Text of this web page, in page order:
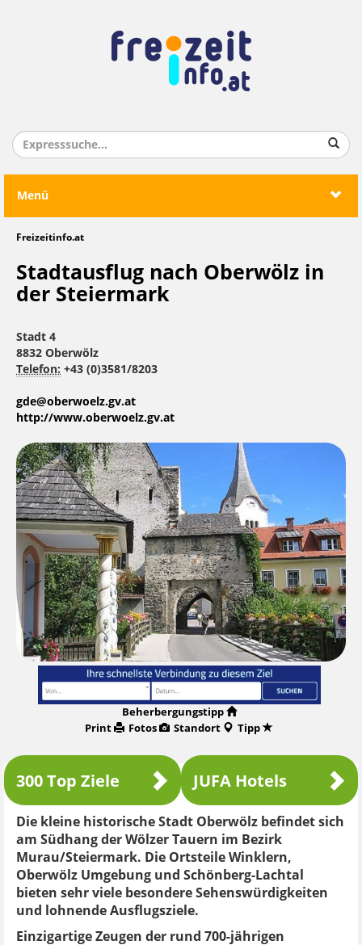
Menü
Freizeitinfo.at
Stadtausflug nach Oberwölz in
der Steiermark
Stadt 4
8832 Oberwölz
Telefon: +43 (0)3581/8203
gde@oberwoelz.gv.at
http://www.oberwoelz.gv.at
Beherbergungstipp
Print
Fotos Standort Tipp
300 Top Ziele JUFA Hotels
Die kleine historische Stadt Oberwölz befindet sich
am Südhang der Wölzer Tauern im Bezirk
Murau/Steiermark. Die Ortsteile Winklern,
Oberwölz Umgebung und Schönberg-Lachtal
bieten sehr viele besondere Sehenswürdigkeiten
und lohnende Ausflugsziele.
Einzigartige Zeugen der rund 700-jährigen